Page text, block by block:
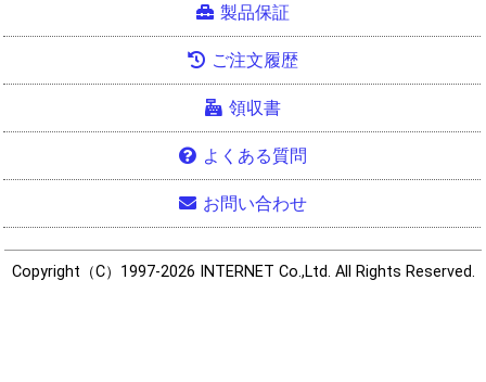
製品保証
ご注文履歴
領収書
よくある質問
お問い合わせ
Copyright（C）1997-2026 INTERNET Co.,Ltd. All Rights Reserved.